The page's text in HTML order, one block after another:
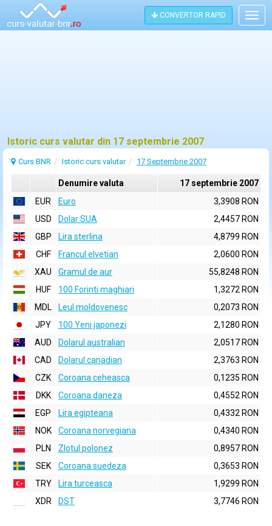
CONVERTOR RAPID
Istoric curs valutar din 17 septembrie 2007
Curs BNR Istoric curs valutar 17 Septembrie 2007
Denumire valuta
17 septembrie 2007
EUR
Euro
3,3908 RON
USD
Dolar SUA
2,4457 RON
GBP
Lira sterlina
4,8799 RON
CHF
Francul elvetian
2,0600 RON
XAU
Gramul de aur
55,8248 RON
HUF
100 Forinti maghiari
1,3272 RON
MDL
Leul moldovenesc
0,2073 RON
JPY
100 Yeni japonezi
2,1280 RON
AUD
Dolarul australian
2,0517 RON
CAD
Dolarul canadian
2,3763 RON
CZK
Coroana ceheasca
0,1235 RON
DKK
Coroana daneza
0,4552 RON
EGP
Lira egipteana
0,4332 RON
NOK
Coroana norvegiana
0,4340 RON
PLN
Zlotul polonez
0,8957 RON
SEK
Coroana suedeza
0,3653 RON
TRY
Lira turceasca
1,9299 RON
XDR
DST 3,7746 RON